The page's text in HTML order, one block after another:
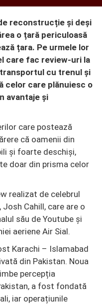
reconstrucție și deși
o țară periculoasă
țara. Pe urmele lor
care fac review-uri la
cu trenul și
celor care plănuiesc o
avantaje și
care postează
că oamenii din
și foarte deschiși,
doar din prisma celor
realizat de celebrul
Cahill, care are o
său de Youtube și
aeriene Air Sial.
Karachi – Islamabad
din Pakistan. Noua
percepția
a fost fondată
iar operațiunile